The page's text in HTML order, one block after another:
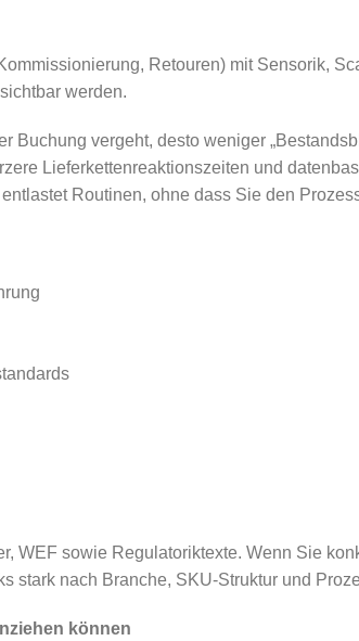
Retouren) mit Sensorik,
werden.
vergeht, desto weniger
Lieferkettenreaktionszeiten und
Routinen, ohne dass Sie den
WEF sowie Regulatoriktexte. Wenn Sie
stark nach Branche, SKU-Struktur und
können